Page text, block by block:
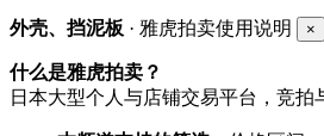
外壳、挡泥板 · 雅虎拍卖使用说明 ×
什么是雅虎拍卖？
日本大型个人与店铺交易平台，竞